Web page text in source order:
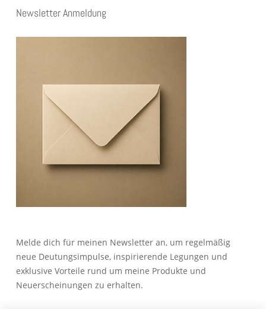
Newsletter Anmeldung
Melde dich für meinen Newsletter an, um regelmäßig
neue Deutungsimpulse, inspirierende Legungen und
exklusive Vorteile rund um meine Produkte und
Neuerscheinungen zu erhalten.